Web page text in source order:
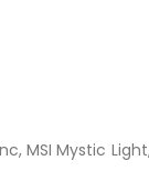
MSI Mystic